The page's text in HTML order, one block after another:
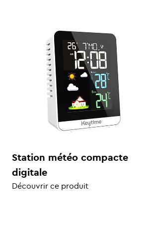
Station météo compacte
digitale
Découvrir ce produit